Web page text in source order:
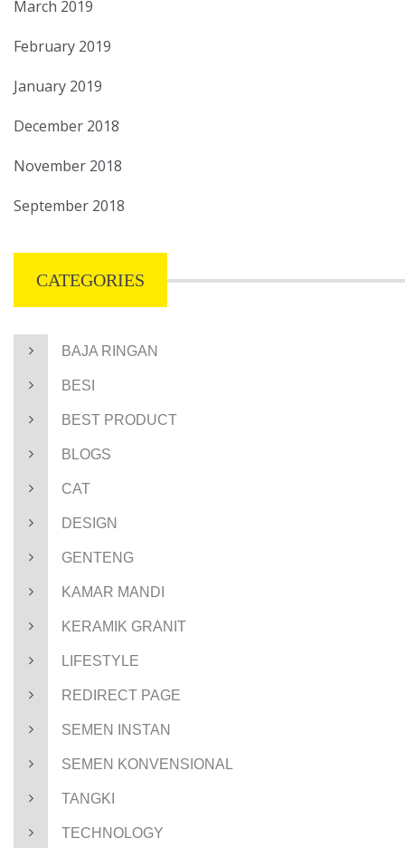
March 2019
February 2019
January 2019
December 2018
November 2018
September 2018
CATEGORIES
BAJA RINGAN
BESI
BEST PRODUCT
BLOGS
CAT
DESIGN
GENTENG
KAMAR MANDI
KERAMIK GRANIT
LIFESTYLE
REDIRECT PAGE
SEMEN INSTAN
SEMEN KONVENSIONAL
TANGKI
TECHNOLOGY